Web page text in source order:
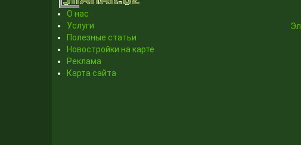
О нас
Услуги
Полезные статьи
Новостройки на карте
Реклама
Карта сайта